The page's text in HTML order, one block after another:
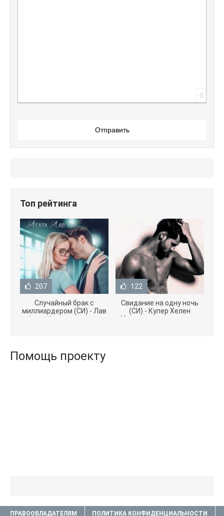
0
Отправить
Топ рейтинга
207
Случайный брак с
миллиардером (СИ) - Лав
Агата (полная версия
122
Свидание на одну ночь
(СИ) - Купер Хелен
(бесплатные серии книг
Помощь проекту
ПРАВООБЛАДАТЕЛЯМ ПОЛИТИКА КОНФИДЕНЦИАЛЬНОСТИ